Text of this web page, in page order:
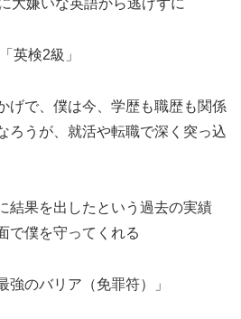
大嫌いな英語から逃げずに
「英検2級」
げで、僕は今、学歴も職歴も関係
ろうが、就活や転職で深く突っ込
結果を出したという過去の実績
で僕を守ってくれる
強のバリア（免罪符）」